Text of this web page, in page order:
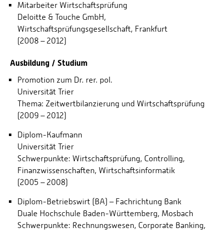
Mitarbeiter Wirtschaftsprüfung
Deloitte & Touche GmbH,
Wirtschaftsprüfungsgesellschaft, Frankfurt
(2008 – 2012)
Ausbildung / Studium
Promotion zum Dr. rer. pol.
Universität Trier
Thema: Zeitwertbilanzierung und Wirtschaftsprüfung
(2009 – 2012)
Diplom-Kaufmann
Universität Trier
Schwerpunkte: Wirtschaftsprüfung, Controlling,
Finanzwissenschaften, Wirtschaftsinformatik
(2005 – 2008)
Diplom-Betriebswirt (BA) – Fachrichtung Bank
Duale Hochschule Baden-Württemberg, Mosbach
Schwerpunkte: Rechnungswesen, Corporate Banking,